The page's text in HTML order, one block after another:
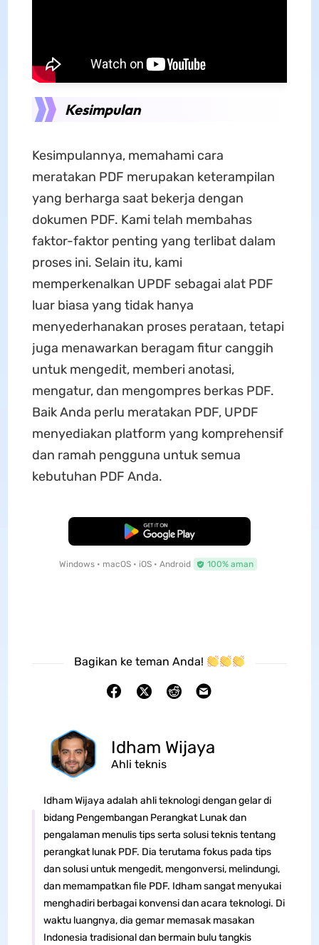
Kesimpulan
Kesimpulannya, memahami cara
meratakan PDF merupakan keterampilan
yang berharga saat bekerja dengan
dokumen PDF. Kami telah membahas
faktor-faktor penting yang terlibat dalam
proses ini. Selain itu, kami
memperkenalkan UPDF sebagai alat PDF
luar biasa yang tidak hanya
menyederhanakan proses perataan, tetapi
juga menawarkan beragam fitur canggih
untuk mengedit, memberi anotasi,
mengatur, dan mengompres berkas PDF.
Baik Anda perlu meratakan PDF, UPDF
menyediakan platform yang komprehensif
dan ramah pengguna untuk semua
kebutuhan PDF Anda.
Unduh Gratis
Windows • macOS • iOS • Android 100% aman
Bagikan ke teman Anda!
Idham Wijaya
Ahli teknis
Idham Wijaya adalah ahli teknologi dengan gelar di
bidang Pengembangan Perangkat Lunak dan
pengalaman menulis tips serta solusi teknis tentang
perangkat lunak PDF. Dia terutama fokus pada tips
dan solusi untuk mengedit, mengonversi, melindungi,
dan memampatkan file PDF. Idham sangat menyukai
menghadiri berbagai konvensi dan acara teknologi. Di
waktu luangnya, dia gemar memasak masakan
Indonesia tradisional dan bermain bulu tangkis